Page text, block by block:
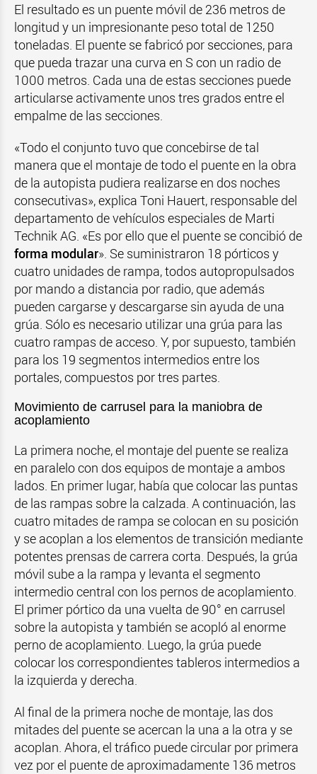
El resultado es un puente móvil de 236 metros de
longitud y un impresionante peso total de 1250
toneladas. El puente se fabricó por secciones, para
que pueda trazar una curva en S con un radio de
1000 metros. Cada una de estas secciones puede
articularse activamente unos tres grados entre el
empalme de las secciones.
«Todo el conjunto tuvo que concebirse de tal
manera que el montaje de todo el puente en la obra
de la autopista pudiera realizarse en dos noches
consecutivas», explica Toni Hauert, responsable del
departamento de vehículos especiales de Marti
Technik AG. «Es por ello que el puente se concibió de
forma modular». Se suministraron 18 pórticos y
cuatro unidades de rampa, todos autopropulsados
por mando a distancia por radio, que además
pueden cargarse y descargarse sin ayuda de una
grúa. Sólo es necesario utilizar una grúa para las
cuatro rampas de acceso. Y, por supuesto, también
para los 19 segmentos intermedios entre los
portales, compuestos por tres partes.
Movimiento de carrusel para la maniobra de
acoplamiento
La primera noche, el montaje del puente se realiza
en paralelo con dos equipos de montaje a ambos
lados. En primer lugar, había que colocar las puntas
de las rampas sobre la calzada. A continuación, las
cuatro mitades de rampa se colocan en su posición
y se acoplan a los elementos de transición mediante
potentes prensas de carrera corta. Después, la grúa
móvil sube a la rampa y levanta el segmento
intermedio central con los pernos de acoplamiento.
El primer pórtico da una vuelta de 90° en carrusel
sobre la autopista y también se acopló al enorme
perno de acoplamiento. Luego, la grúa puede
colocar los correspondientes tableros intermedios a
la izquierda y derecha.
Al final de la primera noche de montaje, las dos
mitades del puente se acercan la una a la otra y se
acoplan. Ahora, el tráfico puede circular por primera
vez por el puente de aproximadamente 136 metros